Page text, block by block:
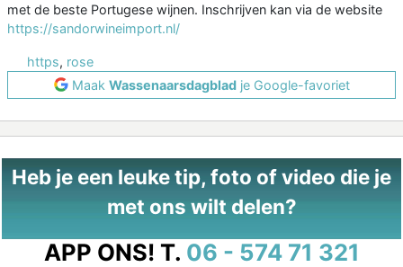
met de beste Portugese wijnen. Inschrijven kan via de website
https://sandorwineimport.nl/
https, rose
Maak Wassenaarsdagbladje Google-favoriet
Heb je een leuke tip, foto of video die je
met ons wilt delen?
APP ONS! T. 06 - 574 71 321